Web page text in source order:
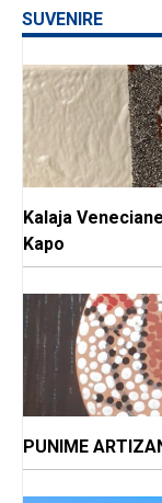
SUVENIRE
Kalaja
Kapo
PUNIME